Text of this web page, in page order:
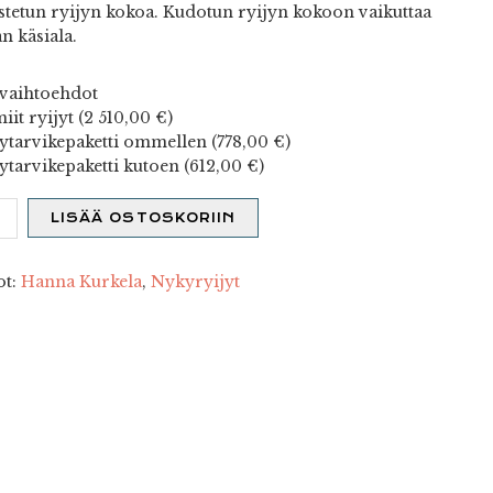
ryijyn kokoa. Kudotun ryijyn kokoon vaikuttaa
käsiala.
ryijyt (2 510,00 €)
ommellen (778,00 €)
kutoen (612,00 €)
LISÄÄ OSTOSKORIIN
Hanna Kurkela, Nykyryijyt